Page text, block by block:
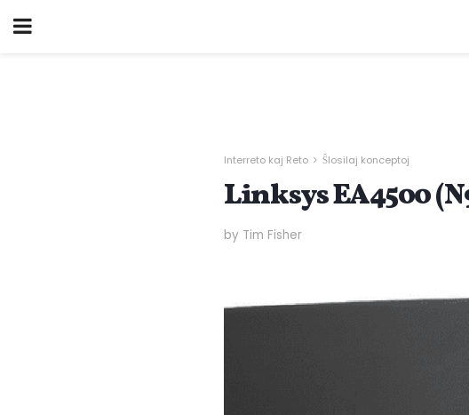
Interreto kaj Reto Ŝlosilaj konceptoj
Linksys EA4500
by Tim Fisher